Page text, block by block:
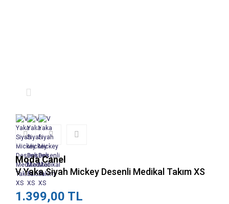
Moda Canel
V Yaka Siyah Mickey Desenli Medikal Takım XS
1.399,00 TL